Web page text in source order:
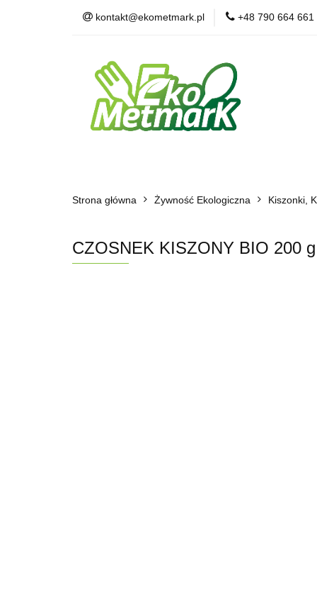
kontakt@ekometmark.pl +48 790 664 661
Dla Zwierząt BLOG POLECAMY
Żywność
Witaminy i
POLECAMY
Strona główna Żywność Ekologiczna Kiszonki,
CZOSNEK KISZONY BIO 200